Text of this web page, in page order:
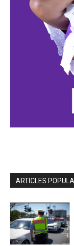
ARTICLES